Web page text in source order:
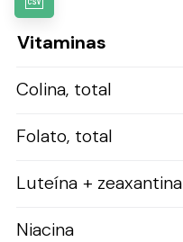
Vitaminas
Colina, total
Folato, total
Luteína + zeaxantina
Niacina